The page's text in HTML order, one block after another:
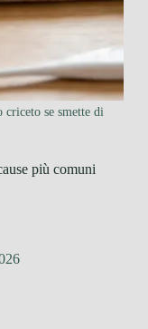
se smette di
più comuni